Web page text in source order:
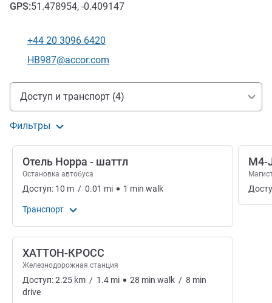
GPS:51.478954, -0.409147
Телефон
+44 20 3096 6420
Контактный адрес электронной почты
HB987@accor.com
Доступ и транспорт
Доступ и транспорт (4)
Фильтры
Отель Hoppa - шаттл
Остановка автобуса
Доступ: 10 m / 0.01 mi 1 min walk
Транспорт
ХАТТОН-КРОСС
Железнодорожная станция
Доступ:2.25 km / 1.4 mi 28 min walk / 8 min
drive
M4-